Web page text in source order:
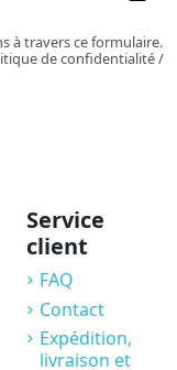
à travers ce formulaire.
de confidentialité /
Service
client
FAQ
Contact
Expédition,
livraison et